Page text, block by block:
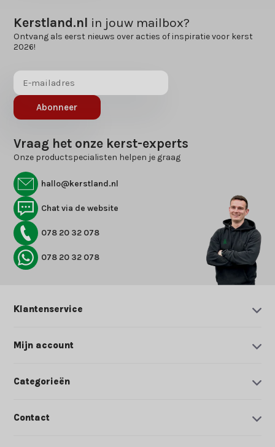
Kerstland.nl in jouw mailbox?
Ontvang als eerst nieuws over acties of inspiratie voor kerst
2026!
Abonneer
Vraag het onze kerst-experts
Onze productspecialisten helpen je graag
hallo@kerstland.nl
Chat via de website
078 20 32 078
078 20 32 078
Klantenservice
Mijn account
Categorieën
Contact